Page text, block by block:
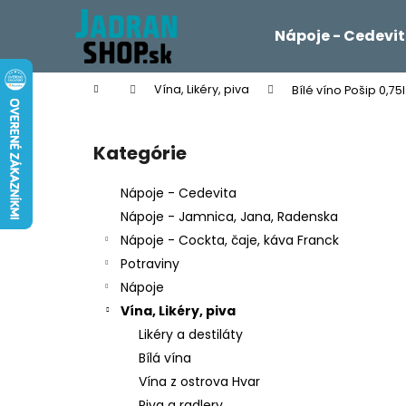
Nápoje -
Domov Vína, Likéry, piva Bílé víno Pošip
Preskočiť
kategórie
Kategórie
Nápoje - Cedevita
Nápoje - Jamnica, Jana, Radenska
Nápoje - Cockta, čaje, káva Franck
Potraviny
Nápoje
Vína, Likéry, piva
Likéry a destiláty
Bílá vína
Vína z ostrova Hvar
š
í
k
Späť
do
Späť
do